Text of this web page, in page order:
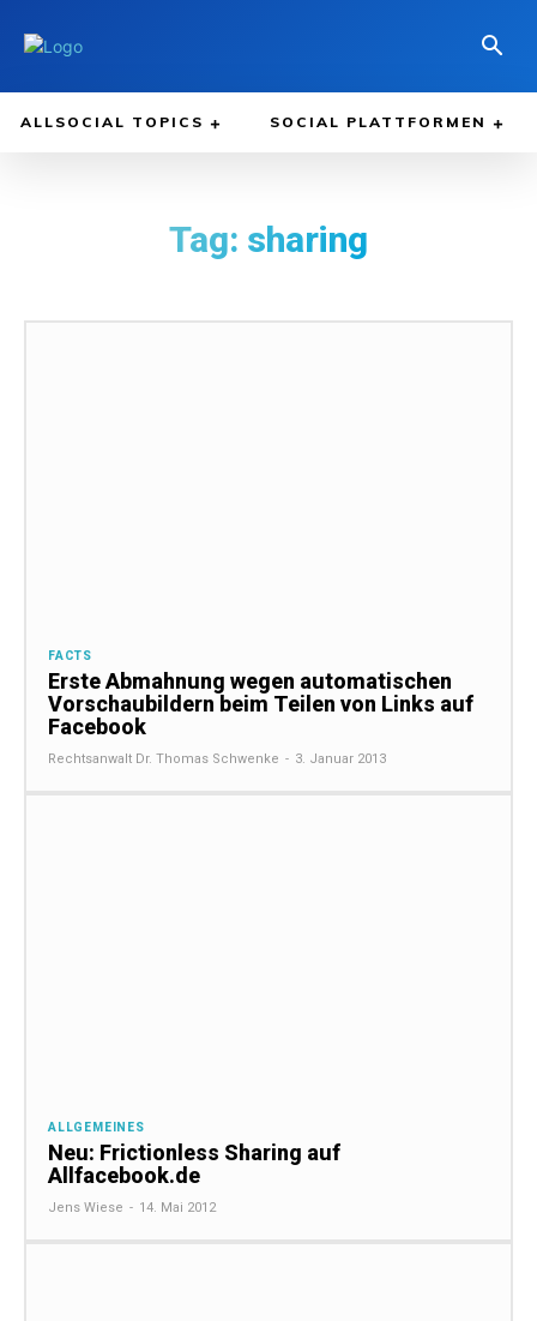
ALLSOCIAL TOPICS SOCIAL PLATTFORMEN
Tag: sharing
FACTS
Erste Abmahnung wegen automatischen
Vorschaubildern beim Teilen von Links auf
Facebook
Rechtsanwalt Dr. Thomas Schwenke - 3. Januar 2013
ALLGEMEINES
Neu: Frictionless Sharing auf
Allfacebook.de
Jens Wiese - 14. Mai 2012